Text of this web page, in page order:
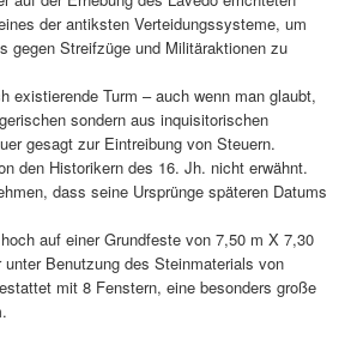
der antiksten Verteidungssysteme, um
gegen Streifzüge und Militäraktionen zu
existierende Turm – auch wenn man glaubt,
sondern aus inquisitorischen
gesagt zur Eintreibung von Steuern.
den Historikern des 16. Jh. nicht erwähnt.
dass seine Ursprünge späteren Datums
auf einer Grundfeste von 7,50 m X 7,30
unter Benutzung des Steinmaterials von
mit 8 Fenstern, eine besonders große